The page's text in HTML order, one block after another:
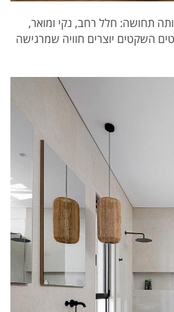
תחושה: חלל רחב, נקי ומואר,
השקטים יוצרים חוויה שמרגישה